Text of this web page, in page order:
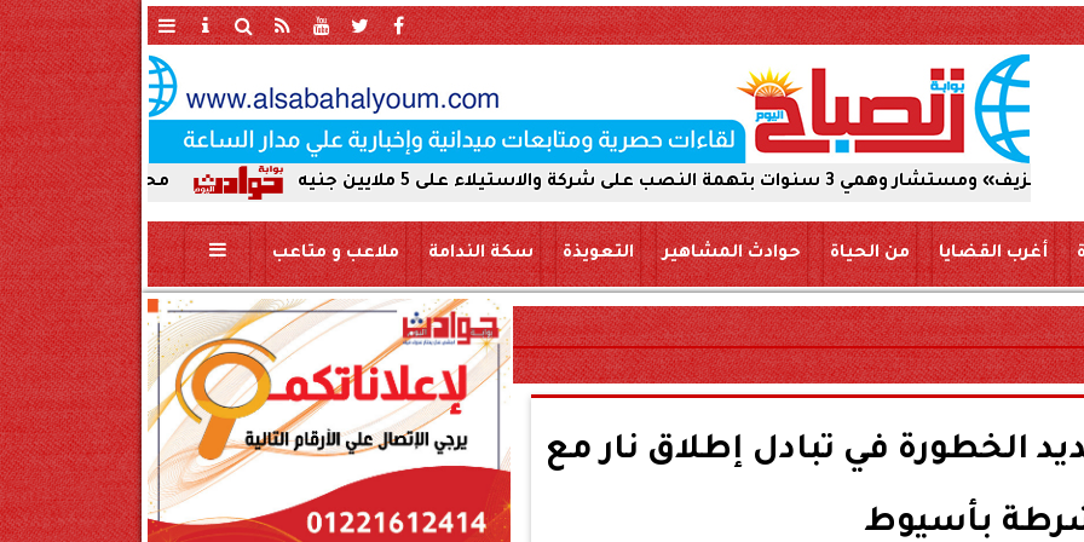
محافظ سوهاج يحيل واقعة ردم نهر والاستيلاء على 5 ملايين جنيه
أغرب القضايا من الحياة حوادث المشاهير التعويذة سكة الندامة ملاعب و متاعب
الخطورة في تبادل إطلاق نار مع
بأسيوط